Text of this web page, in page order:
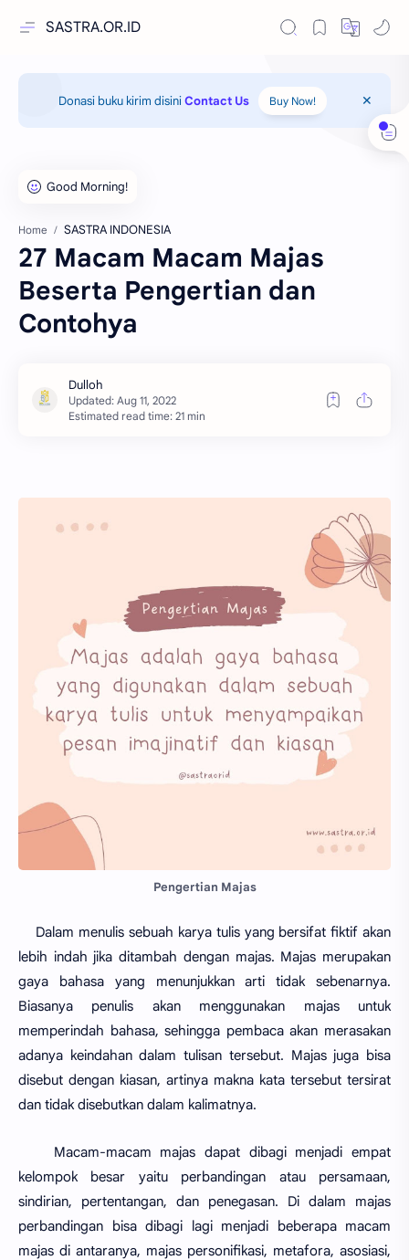
SASTRA.OR.ID
Donasi buku kirim disiniContact Us Buy Now!
Home SASTRA INDONESIA
27 Macam Macam Majas
Beserta Pengertian dan
Contohya
Estimated read time: 21 min
Pengertian Majas
Dalam menulis sebuah karya tulis yang bersifat fiktif akan
lebih indah jika ditambah dengan majas. Majas merupakan
gaya bahasa yang menunjukkan arti tidak sebenarnya.
Biasanya penulis akan menggunakan majas untuk
memperindah bahasa, sehingga pembaca akan merasakan
adanya keindahan dalam tulisan tersebut. Majas juga bisa
disebut dengan kiasan, artinya makna kata tersebut tersirat
dan tidak disebutkan dalam kalimatnya.
Macam-macam majas dapat dibagi menjadi empat
kelompok besar yaitu perbandingan atau persamaan,
sindirian, pertentangan, dan penegasan. Di dalam majas
perbandingan bisa dibagi lagi menjadi beberapa macam
majas di antaranya, majas personifikasi, metafora, asosiasi,